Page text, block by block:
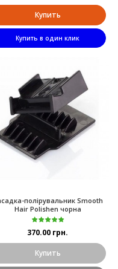
Купить
Купить в один клик
полірувальник Smooth
Hair Polishen чорна
370.00 грн.
Купить